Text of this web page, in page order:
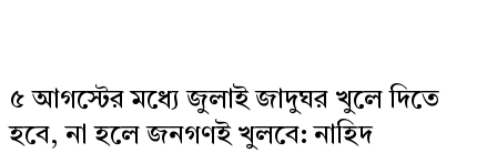
৫ আগস্টের মধ্যে জুলাই জাদুঘর খুলে দিতে
হবে, না হলে জনগণই খুলবে: নাহিদ